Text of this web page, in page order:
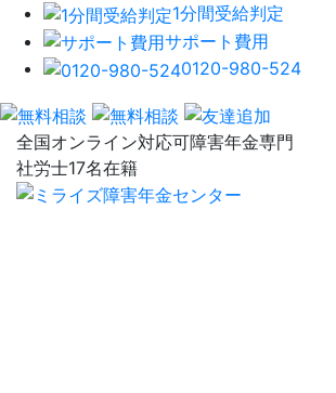
1分間受給判定
サポート費用
0120-980-524
全国オンライン対応可障害年金専門
社労士17名在籍